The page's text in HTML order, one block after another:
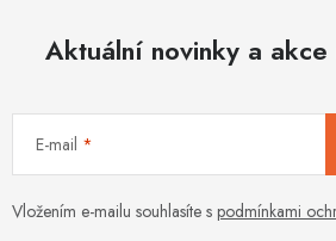
Aktuální novinky a akce
E-mail
Vložením e-mailu souhlasíte s podmínkami